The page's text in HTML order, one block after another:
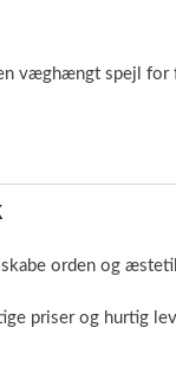
væghængt spejl
orden og
priser og hurtig